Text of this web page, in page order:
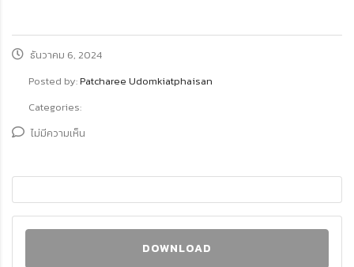
ธันวาคม 6, 2024
Posted by:Patcharee Udomkiatphaisan
Categories:
ไม่มีความเห็น
DOWNLOAD